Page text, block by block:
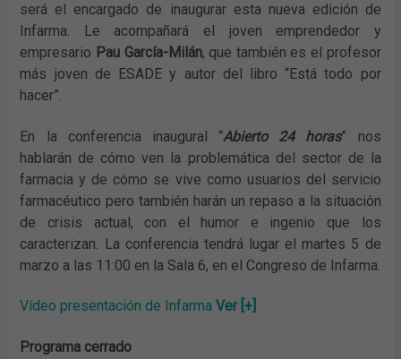
será el encargado de inaugurar esta nueva edición de
Infarma. Le acompañará el joven emprendedor y
empresario Pau García-Milán, que también es el profesor
más joven de ESADE y autor del libro “Está todo por
hacer”.
En la conferencia inaugural “Abierto 24 horas” nos
hablarán de cómo ven la problemática del sector de la
farmacia y de cómo se vive como usuarios del servicio
farmacéutico pero también harán un repaso a la situación
de crisis actual, con el humor e ingenio que los
caracterizan. La conferencia tendrá lugar el martes 5 de
marzo a las 11:00 en la Sala 6, en el Congreso de Infarma.
Vídeo presentación de InfarmaVer [+]
Programa cerrado